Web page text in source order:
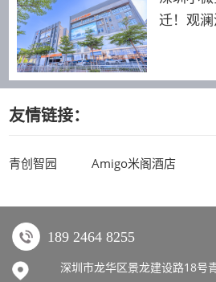
迁！观
友情链接：
青创智园 Amigo米阁酒店
189 2464 8255
深圳市龙华区景龙建设路18号